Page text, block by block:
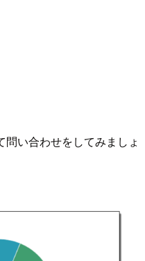
い合わせをしてみましょ